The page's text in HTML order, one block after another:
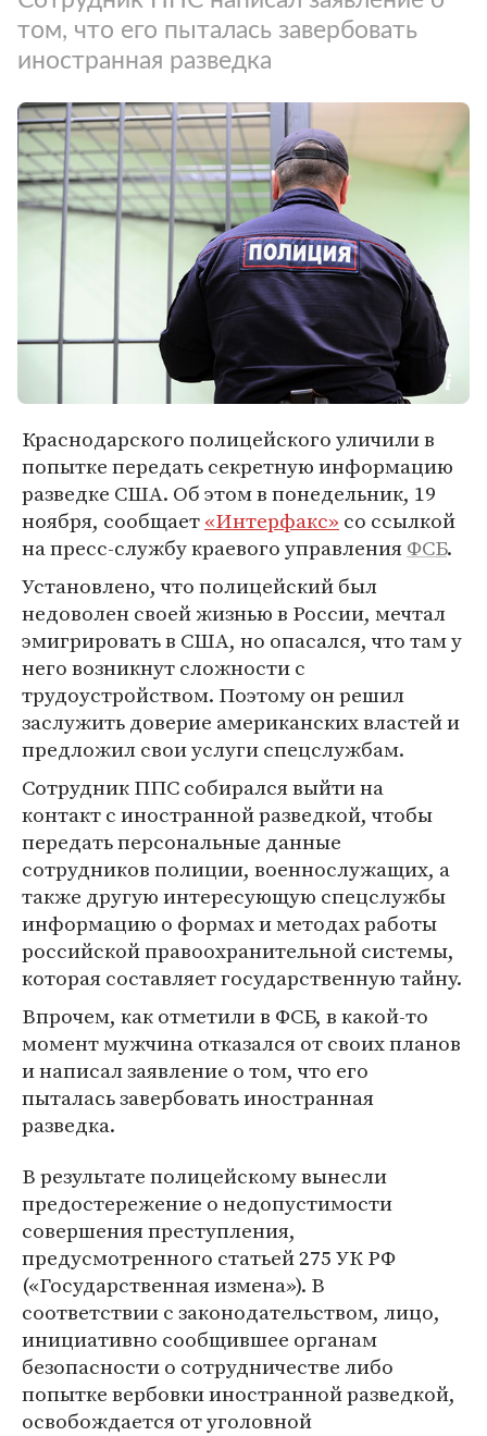
том, что его пыталась завербовать
иностранная разведка
Краснодарского полицейского уличили в
попытке передать секретную информацию
разведке США. Об этом в понедельник, 19
ноября, сообщает«Интерфакс» со ссылкой
на пресс-службу краевого управленияФСБ.
Установлено, что полицейский был
недоволен своей жизнью в России, мечтал
эмигрировать в США, но опасался, что там у
него возникнут сложности с
трудоустройством. Поэтому он решил
заслужить доверие американских властей и
предложил свои услуги спецслужбам.
Сотрудник ППС собирался выйти на
контакт с иностранной разведкой, чтобы
передать персональные данные
сотрудников полиции, военнослужащих, а
также другую интересующую спецслужбы
информацию о формах и методах работы
российской правоохранительной системы,
которая составляет государственную тайну.
Впрочем, как отметили в ФСБ, в какой-то
момент мужчина отказался от своих планов
и написал заявление о том, что его
пыталась завербовать иностранная
разведка.
В результате полицейскому вынесли
предостережение о недопустимости
совершения преступления,
предусмотренного статьей 275 УК РФ
(«Государственная измена»). В
соответствии с законодательством, лицо,
инициативно сообщившее органам
безопасности о сотрудничестве либо
попытке вербовки иностранной разведкой,
освобождается от уголовной